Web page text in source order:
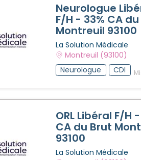
Neurologue
F/H - 33% CA
Montreuil 93100
La Solution Médicale
Montreuil (93100)
Neurologue
CDI
ORL Libéral F/H
CA du Brut
93100
La Solution Médicale